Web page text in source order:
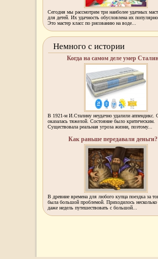
Сегодня мы рассмотрим три наиболее удачных
для детей. Их удачность обусловлена их
Это мастер класс по рисованию на воде...
Немного с истории
Когда на самом деле умер
В 1921-м И.Сталину неудачно удалили аппендикс.
оказалась тяжелой. Состояние было критическим.
Существовала реальная угроза жизни, поэтому...
Как раньше передавали деньги?
В древние времена для любого купца поездка за
была большой проблемой. Приходилось несколько
даже недель путешествовать с большой...